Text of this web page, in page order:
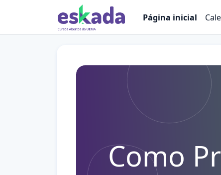
Ir para o conteúdo principal
Página inicial
Como